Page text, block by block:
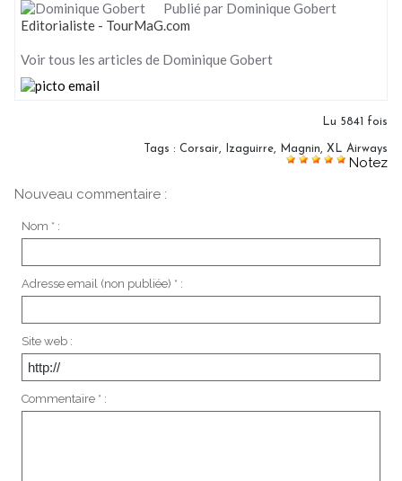
Publié par Dominique Gobert
Editorialiste - TourMaG.com
Voir tous les articles de Dominique Gobert
Lu 5841 fois
Tags : Corsair, Izaguirre, Magnin, XL Airways
Notez
Nouveau commentaire :
Nom * :
Adresse email (non publiée) * :
Site web :
Commentaire * :